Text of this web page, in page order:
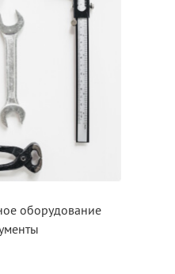
оборудование